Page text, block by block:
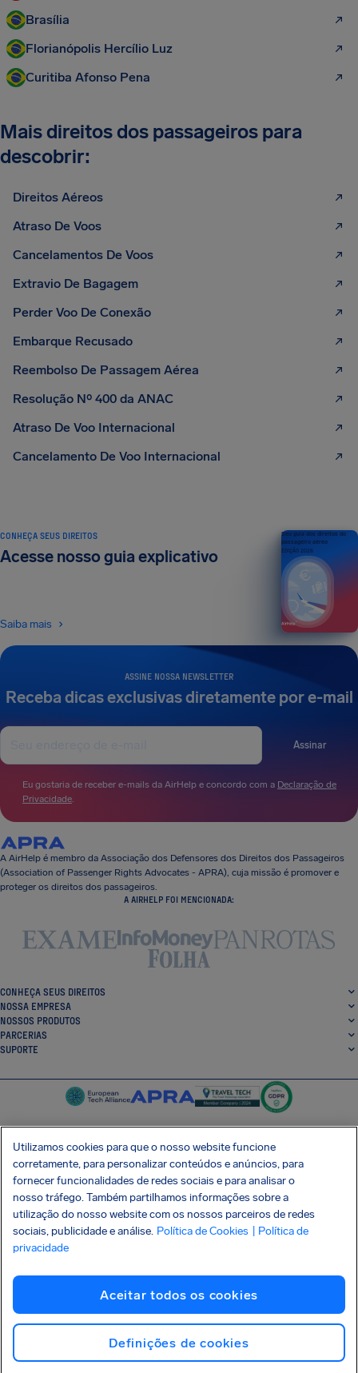
Brasília
Florianópolis Hercílio Luz
Curitiba Afonso Pena
Mais direitos dos passageiros para
descobrir:
Direitos Aéreos
Atraso De Voos
Cancelamentos De Voos
Extravio De Bagagem
Perder Voo De Conexão
Embarque Recusado
Reembolso De Passagem Aérea
Resolução Nº 400 da ANAC
Atraso De Voo Internacional
Cancelamento De Voo Internacional
ASSINE NOSSA NEWSLETTER
Receba dicas exclusivas diretamente por e-mail
Assinar
Eu gostaria de receber e-mails da AirHelp e concordo com a Declaração de
Privacidade.
CONHEÇA SEUS DIREITOS
Acesse nosso guia explicativo
Saiba mais
Seu guia dos direitos do
passageiro aéreo
EDIÇÃO 2026
A AirHelp é membro da Associação dos Defensores dos Direitos dos Passageiros
(Association of Passenger Rights Advocates - APRA), cuja missão é promover e
proteger os direitos dos passageiros.
A AIRHELP FOI MENCIONADA:
CONHEÇA SEUS DIREITOS
NOSSA EMPRESA
NOSSOS PRODUTOS
PARCERIAS
SUPORTE
SocialFacebook
SocialTwitter
SocialInstagram
SocialLinkedin
BAIXE GRÁTIS NOSSO APP
Política de Privacidade
Imprint
Ataque à cadeia de suprimentos Shai-Hulud
Copyright © 2026 AirHelp
Utilizamos cookies para que o nosso website funcione
corretamente, para personalizar conteúdos e anúncios, para
fornecer funcionalidades de redes sociais e para analisar o
nosso tráfego. Também partilhamos informações sobre a
utilização do nosso website com os nossos parceiros de redes
sociais, publicidade e análise. Política de Cookies
| Política de
privacidade
Aceitar todos os cookies
Definições de cookies